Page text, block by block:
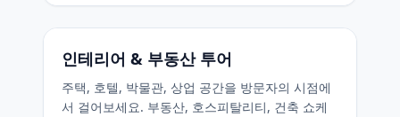
인테리어 & 부동산 투어
주택, 호텔, 박물관, 상업 공간을 방문자의 시점에
서 걸어보세요. 부동산, 호스피탈리티, 건축 쇼케